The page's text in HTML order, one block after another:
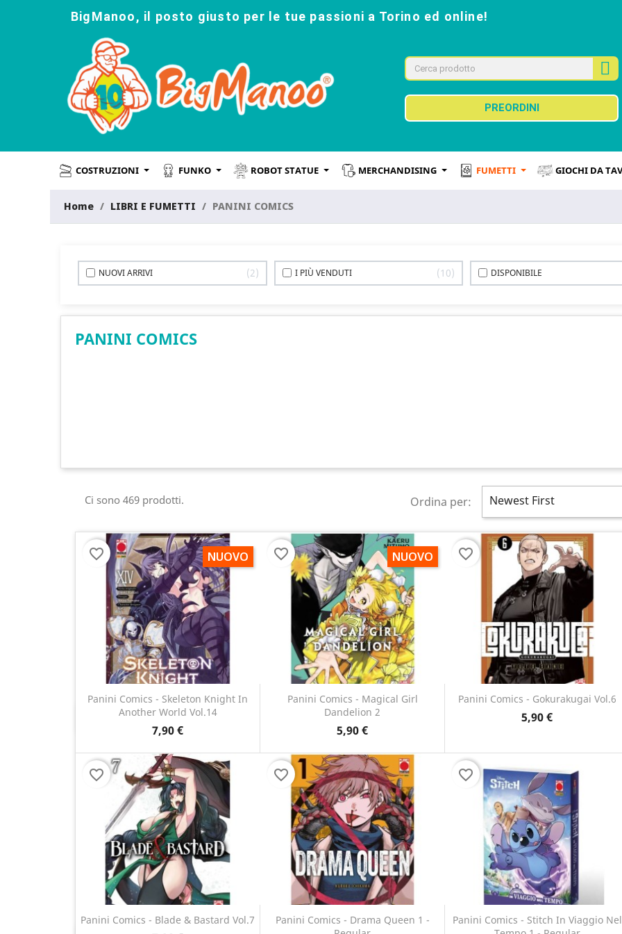
BigManoo, il posto giusto per le tue passioni a Torino ed online!
PREORDINI
COSTRUZIONI FUNKO ROBOT STATUE MERCHANDISING FUMETTI GIOCHI DA
Home LIBRI E FUMETTI PANINI COMICS
NUOVI ARRIVI 2 I PIÙ VENDUTI 10 DISPONIBILE
PANINI COMICS
Ci sono 469 prodotti. Ordina per: Newest First
Panini Comics - Skeleton Knight In
Another World Vol.14
7,90 €
NUOVO
Anteprima
favorite_border
Panini Comics - Magical Girl
Dandelion 2
5,90 €
NUOVO
Anteprima
favorite_border
Panini Comics - Gokurakugai Vol.6
5,90 €
Anteprima
favorite_border
Panini Comics - Blade & Bastard Vol.7
favorite_border
Panini Comics - Drama Queen 1 -
favorite_border
Panini Comics - Stitch In Viaggio Nel
favorite_border